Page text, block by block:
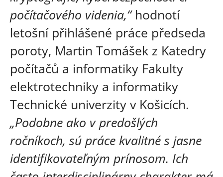
počítačového videnia,“hodnotí
letošní přihlášené práce předseda
poroty, Martin Tomášek z Katedry
počítačů a informatiky Fakulty
elektrotechniky a informatiky
Technické univerzity v Košicích.
„Podobne ako v predošlých
ročníkoch, sú práce kvalitné s jasne
identifikovateľným prínosom. Ich